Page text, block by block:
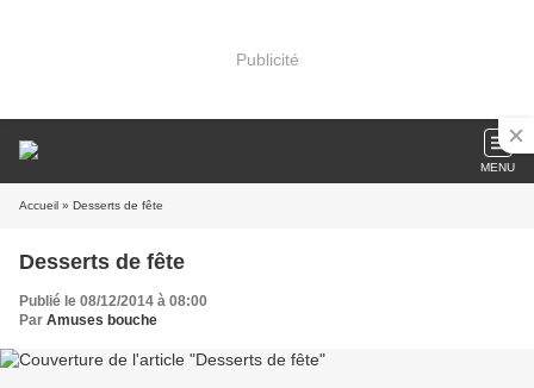
Publicité
MENU
Accueil » Desserts de fête
Desserts de fête
Publié le 08/12/2014 à 08:00
Par Amuses bouche